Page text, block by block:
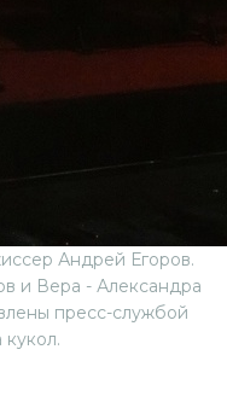
Андрей Егоров.
и Вера - Александра
пресс-службой